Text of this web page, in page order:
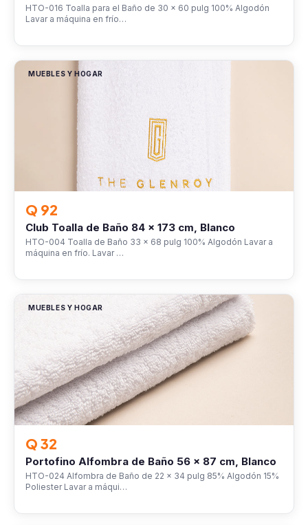
HTO-016 Toalla para el Baño de 30 x 60 pulg 100% Algodón
Lavar a máquina en frío…
MUEBLES Y HOGAR
Q 92
Club Toalla de Baño 84 x 173 cm, Blanco
HTO-004 Toalla de Baño 33 x 68 pulg 100% Algodón Lavar a
máquina en frío. Lavar …
MUEBLES Y HOGAR
Q 32
Portofino Alfombra de Baño 56 x 87 cm, Blanco
HTO-024 Alfombra de Baño de 22 x 34 pulg 85% Algodón 15%
Poliester Lavar a máqui…